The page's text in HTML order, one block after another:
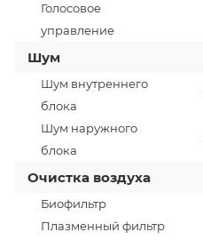
Голосовое
управление
Шум
Шум внутреннего
блока
Шум наружного
блока
Очистка воздуха
Биофильтр
Плазменный фильтр